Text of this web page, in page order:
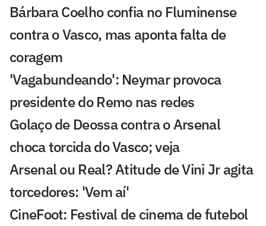
Bárbara Coelho confia no Fluminense
contra o Vasco, mas aponta falta de
coragem
'Vagabundeando': Neymar provoca
presidente do Remo nas redes
Golaço de Deossa contra o Arsenal
choca torcida do Vasco; veja
Arsenal ou Real? Atitude de Vini Jr agita
torcedores: 'Vem aí'
CineFoot: Festival de cinema de futebol